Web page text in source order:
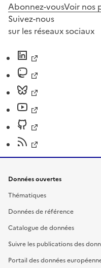
Abonnez-vousVoir nos
Suivez-nous
sur les réseaux sociaux
Données ouvertes
Thématiques
Données de référence
Catalogue de données
Suivre les publications des
Portail des données